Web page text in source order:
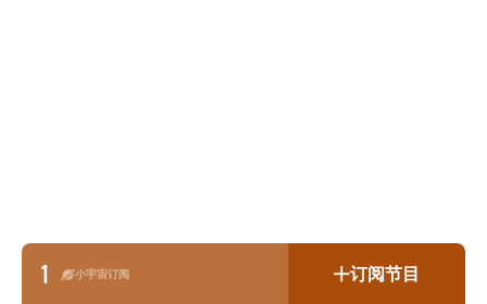
1 小宇宙订阅 订阅节目